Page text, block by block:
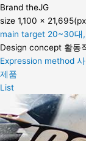
Brand theJG
size 1,100 x
main target 20~30대
Design concept 활동
Expression method
제품
List